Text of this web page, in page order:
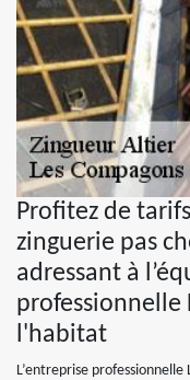
Profitez de
zinguerie pas
adressant à
professionnelle
l'habitat
L’entreprise